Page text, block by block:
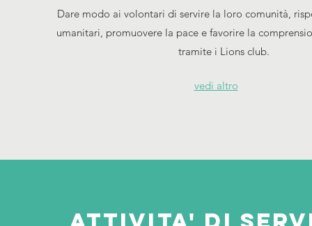
Dare modo ai volontari di servire la loro comunità,
umanitari, promuovere la pace e favorire la
tramite i Lions club.
vedi altro